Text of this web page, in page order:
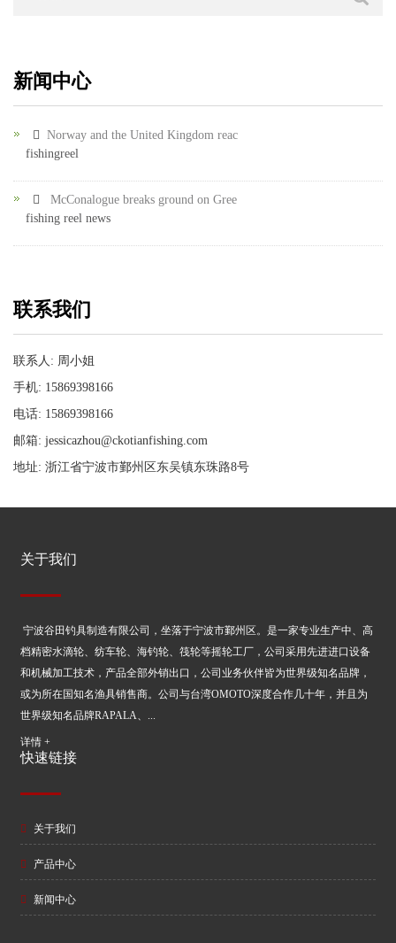
新闻中心
Norway and the United Kingdom reac
fishingreel
McConalogue breaks ground on Gree
fishing reel news
联系我们
联系人: 周小姐
手机: 15869398166
电话: 15869398166
邮箱: jessicazhou@ckotianfishing.com
地址: 浙江省宁波市鄞州区东吴镇东珠路8号
关于我们
宁波谷田钓具制造有限公司，坐落于宁波市鄞州区。是一家专业生产中、高
档精密水滴轮、纺车轮、海钓轮、筏轮等摇轮工厂，公司采用先进进口设备
和机械加工技术，产品全部外销出口，公司业务伙伴皆为世界级知名品牌，
或为所在国知名渔具销售商。公司与台湾OMOTO深度合作几十年，并且为
世界级知名品牌RAPALA、...
详情 +
快速链接
关于我们
产品中心
新闻中心